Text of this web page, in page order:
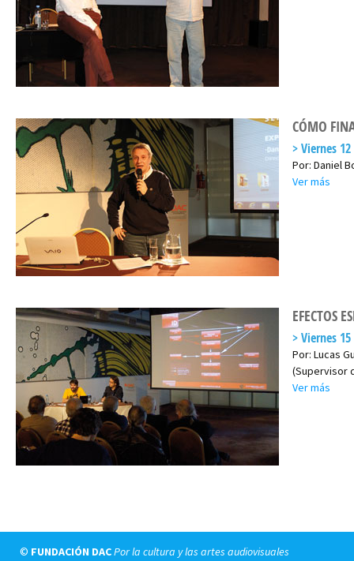
CÓMO
Viernes
Por: Daniel
Ver más
EFECTOS
Viernes
Por: Lucas
(Supervisor
Ver más
© FUNDACIÓN DACPor la cultura y las artes audiovisuales